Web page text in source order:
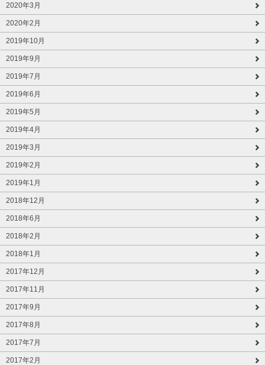
2020年3月
2020年2月
2019年10月
2019年9月
2019年7月
2019年6月
2019年5月
2019年4月
2019年3月
2019年2月
2019年1月
2018年12月
2018年6月
2018年2月
2018年1月
2017年12月
2017年11月
2017年9月
2017年8月
2017年7月
2017年2月